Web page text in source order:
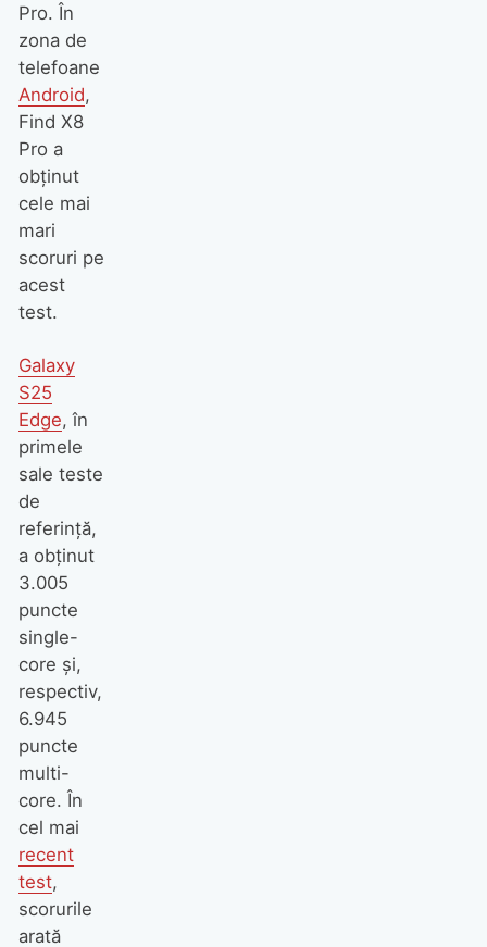
Pro. În
zona de
telefoane
Android,
Find X8
Pro a
obținut
cele mai
mari
scoruri pe
acest
test.
Galaxy
S25
Edge, în
primele
sale teste
de
referință,
a obținut
3.005
puncte
single-
core și,
respectiv,
6.945
puncte
multi-
core. În
cel mai
recent
test,
scorurile
arată